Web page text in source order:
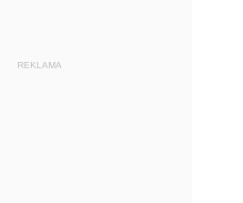
REKLAMA